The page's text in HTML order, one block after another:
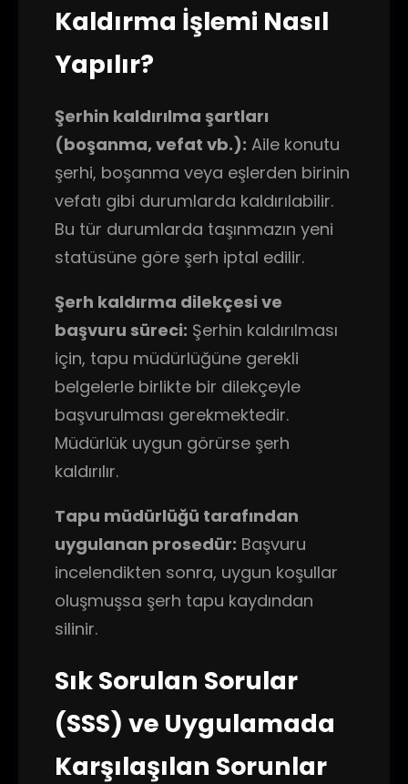
Kaldırma İşlemi Nasıl
Yapılır?
Şerhin kaldırılma şartları
(boşanma, vefat vb.): Aile konutu
şerhi, boşanma veya eşlerden birinin
vefatı gibi durumlarda kaldırılabilir.
Bu tür durumlarda taşınmazın yeni
statüsüne göre şerh iptal edilir.
Şerh kaldırma dilekçesi ve
başvuru süreci: Şerhin kaldırılması
için, tapu müdürlüğüne gerekli
belgelerle birlikte bir dilekçeyle
başvurulması gerekmektedir.
Müdürlük uygun görürse şerh
kaldırılır.
Tapu müdürlüğü tarafından
uygulanan prosedür: Başvuru
incelendikten sonra, uygun koşullar
oluşmuşsa şerh tapu kaydından
silinir.
Sık Sorulan Sorular
(SSS) ve Uygulamada
Karşılaşılan Sorunlar